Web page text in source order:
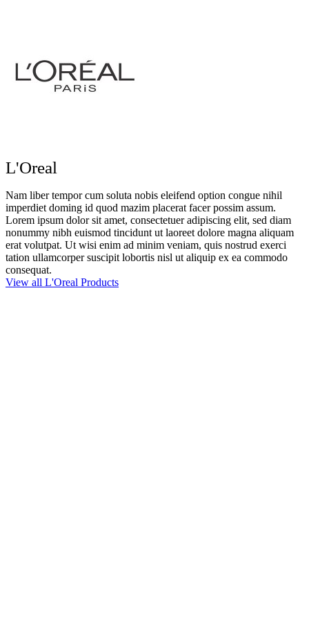
L'Oreal
Nam liber tempor cum soluta nobis eleifend option congue nihil
imperdiet doming id quod mazim placerat facer possim assum.
Lorem ipsum dolor sit amet, consectetuer adipiscing elit, sed diam
nonummy nibh euismod tincidunt ut laoreet dolore magna aliquam
erat volutpat. Ut wisi enim ad minim veniam, quis nostrud exerci
tation ullamcorper suscipit lobortis nisl ut aliquip ex ea commodo
consequat.
View all L'Oreal Products